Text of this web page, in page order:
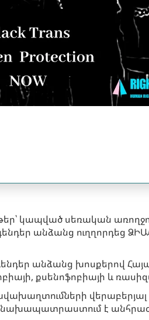
կապված սեռական
անձանց ուղղորդեց
անձանց խոսքերով
քսենոֆոբիայի և
է անհրաժեշտ